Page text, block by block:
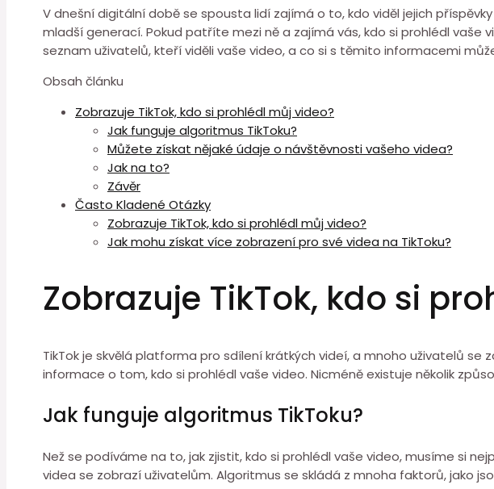
V dnešní digitální době se spousta lidí zajímá o to, kdo viděl jejich
mladší generací. Pokud patříte mezi ně a zajímá vás, kdo si prohlédl vaše
seznam uživatelů, kteří viděli vaše video, a co si s těmito informacemi
Obsah článku
Zobrazuje TikTok, kdo si prohlédl můj video?
Jak funguje algoritmus TikToku?
Můžete získat nějaké údaje o návštěvnosti vašeho videa?
Jak na to?
Závěr
Často Kladené Otázky
Zobrazuje TikTok, kdo si prohlédl můj video?
Jak mohu získat více zobrazení pro své videa na TikToku?
Zobrazuje TikTok, kdo si
TikTok je skvělá platforma pro sdílení krátkých videí, a mnoho uživatelů se
informace o tom, kdo si prohlédl vaše video. Nicméně existuje několik
Jak funguje algoritmus TikToku?
Než se podíváme na to, jak zjistit, kdo si prohlédl vaše video, musíme si
videa se zobrazí uživatelům. Algoritmus se skládá z mnoha faktorů, jako